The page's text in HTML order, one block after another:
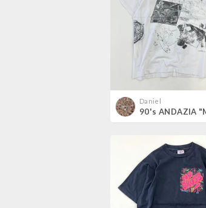
Daniel